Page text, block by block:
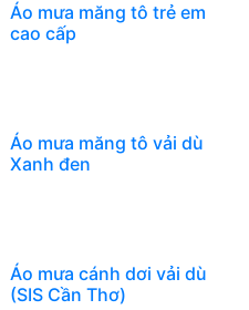
Áo mưa măng tô trẻ em
cao cấp
Áo mưa măng tô vải dù
Xanh đen
Áo mưa cánh dơi vải dù
(SIS Cần Thơ)